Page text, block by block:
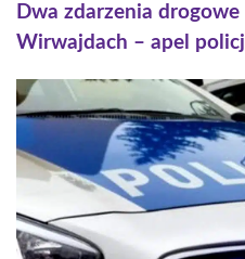
Dwa zdarzenia
Wirwajdach – apel